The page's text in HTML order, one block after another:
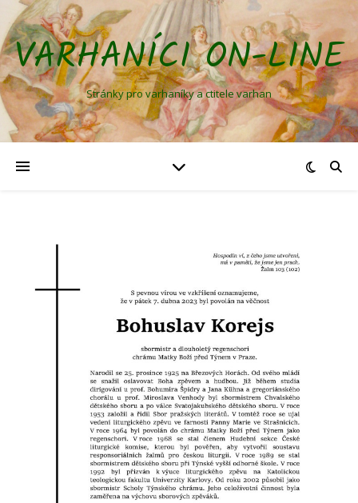
VARHANÍCI ON-LINE
Stránky pro varhaníky a ctitele varhan